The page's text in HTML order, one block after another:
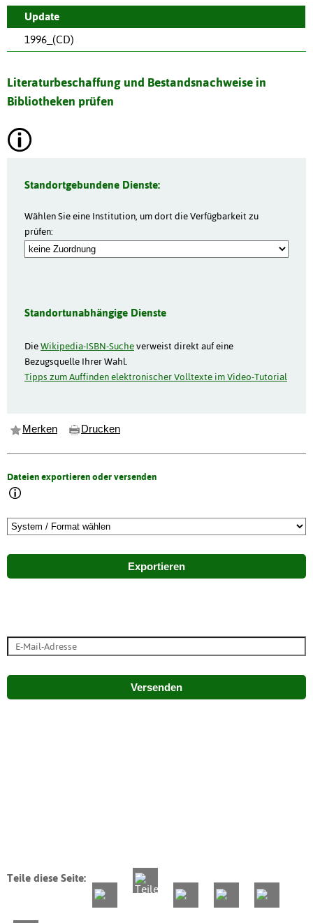
Update
1996_(CD)
Literaturbeschaffung und Bestandsnachweise in
Bibliotheken prüfen
Standortgebundene Dienste:
Wählen Sie eine Institution, um dort die Verfügbarkeit zu
prüfen:
Standortunabhängige Dienste
DieWikipedia-ISBN-Sucheverweist direkt auf eine
Bezugsquelle Ihrer Wahl.
Tipps zum Auffinden elektronischer Volltexte im Video-Tutorial
Merken Drucken
Dateien exportieren oder versenden
Exportieren
Versenden
Teile diese Seite: